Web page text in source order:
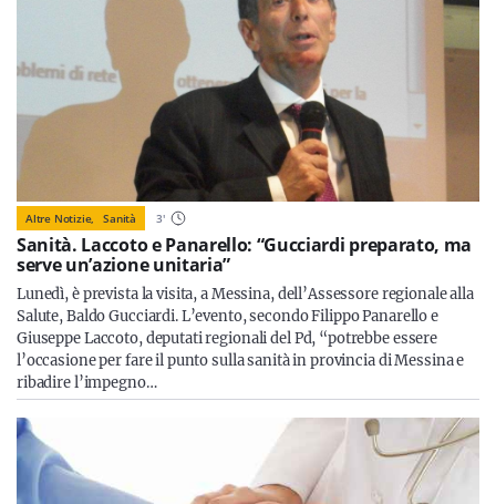
Altre Notizie, Sanità 3'
Sanità. Laccoto e Panarello: “Gucciardi preparato, ma
serve un’azione unitaria”
Lunedì, è prevista la visita, a Messina, dell’Assessore regionale alla
Salute, Baldo Gucciardi. L’evento, secondo Filippo Panarello e
Giuseppe Laccoto, deputati regionali del Pd, “potrebbe essere
l’occasione per fare il punto sulla sanità in provincia di Messina e
ribadire l’impegno…